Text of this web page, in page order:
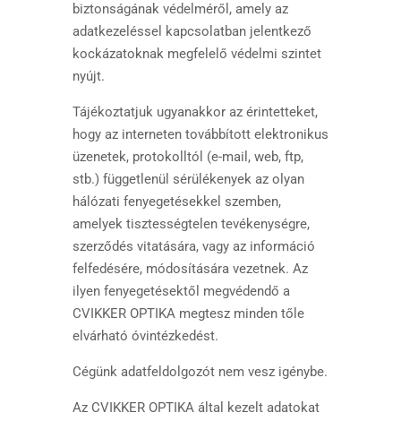
biztonságának védelméről, amely az
adatkezeléssel kapcsolatban jelentkező
kockázatoknak megfelelő védelmi szintet
nyújt.
Tájékoztatjuk ugyanakkor az érintetteket,
hogy az interneten továbbított elektronikus
üzenetek, protokolltól (e-mail, web, ftp,
stb.) függetlenül sérülékenyek az olyan
hálózati fenyegetésekkel szemben,
amelyek tisztességtelen tevékenységre,
szerződés vitatására, vagy az információ
felfedésére, módosítására vezetnek. Az
ilyen fenyegetésektől megvédendő a
CVIKKER OPTIKA megtesz minden tőle
elvárható óvintézkedést.
Cégünk adatfeldolgozót nem vesz igénybe.
Az CVIKKER OPTIKA által kezelt adatokat